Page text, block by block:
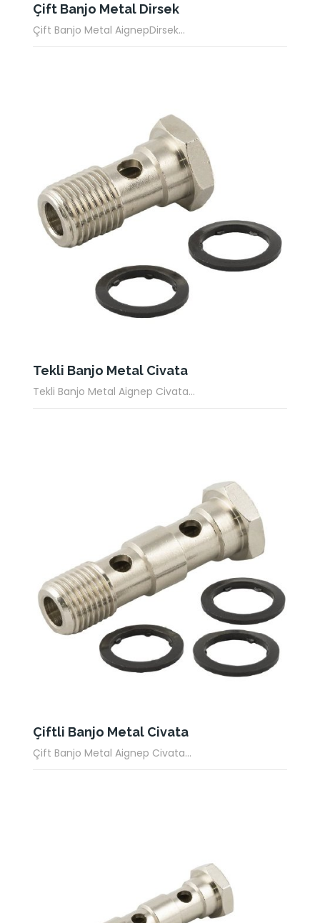
Çift Banjo Metal Dirsek
Çift Banjo Metal AignepDirsek...
Tekli Banjo Metal Civata
Tekli Banjo Metal Aignep Civata...
Çiftli Banjo Metal Civata
Çift Banjo Metal Aignep Civata...